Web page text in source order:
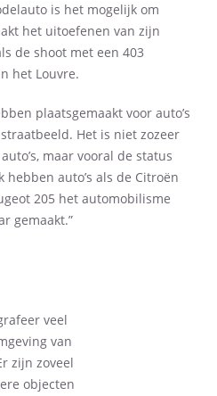
is het mogelijk om
het uitoefenen van zijn
de shoot met een 403
het Louvre.
plaatsgemaakt voor auto’s
Het is niet zozeer
maar vooral de status
hebben auto’s als de Citroën
205 het automobilisme
gemaakt.”
veel
van
zijn zoveel
objecten